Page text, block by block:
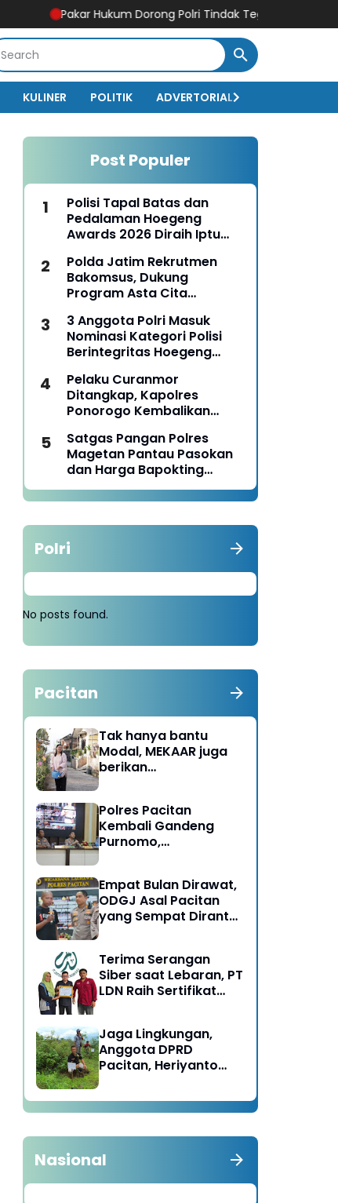
Pakar Hukum Dorong Polri Tindak Tegas Konten Medsos
KULINER POLITIK ADVERTORIAL
Post Populer
Polisi Tapal Batas dan
Pedalaman Hoegeng
Awards 2026 Diraih Iptu
Pengabdian Humanis di
Nduga
Polda Jatim Rekrutmen
Bakomsus, Dukung
Program Asta Cita
3 Anggota Polri Masuk
Nominasi Kategori Polisi
Berintegritas Hoegeng
Pelaku Curanmor
Ditangkap, Kapolres
Ponorogo Kembalikan
Satgas Pangan Polres
Magetan Pantau Pasokan
dan Harga Bapokting
Pascalebaran
Polri
No posts found.
Pacitan
Tak hanya bantu
Modal, MEKAAR juga
berikan
Dapur Tetap Ngebul
Polres Pacitan
Kembali Gandeng
Purnomo,
Rehabilitasi
Empat Bulan Dirawat,
ODGJ Asal Pacitan
yang Sempat Dirantai
Terima Serangan
Siber saat Lebaran, PT
LDN Raih Sertifikat
Karesidenan Madiun
Raya
Jaga Lingkungan,
Anggota DPRD
Pacitan, Heriyanto
Tebang 100 Pohon
diganti Tanam 1000
Nasional